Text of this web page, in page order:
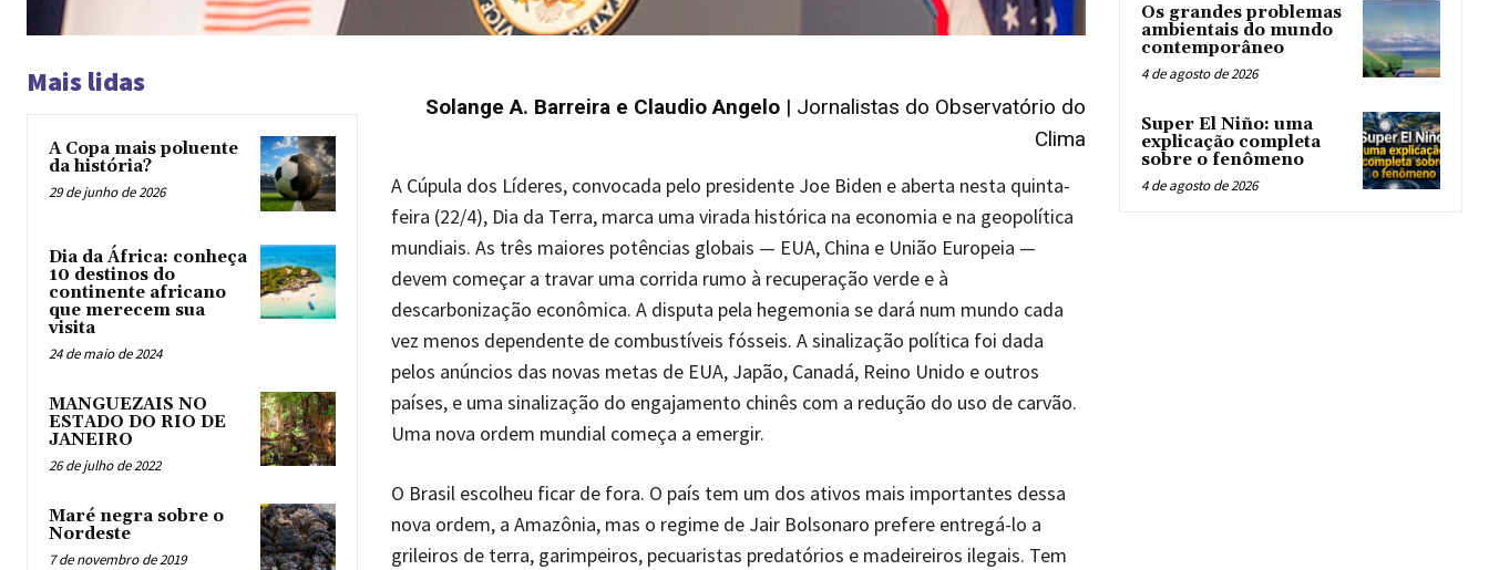
Mais lidas
A Copa mais poluente
da história?
29 de junho de 2026
Dia da África: conheça
10 destinos do
continente africano
que merecem sua
visita
24 de maio de 2024
MANGUEZAIS NO
ESTADO DO RIO DE
JANEIRO
26 de julho de 2022
Maré negra sobre o
Nordeste
7 de novembro de 2019
Solange A. Barreira e Claudio Angelo| Jornalistas do Observatório do
Clima
A Cúpula dos Líderes, convocada pelo presidente Joe Biden e aberta nesta quinta-
feira (22/4), Dia da Terra, marca uma virada histórica na economia e na geopolítica
mundiais. As três maiores potências globais — EUA, China e União Europeia —
devem começar a travar uma corrida rumo à recuperação verde e à
descarbonização econômica. A disputa pela hegemonia se dará num mundo cada
vez menos dependente de combustíveis fósseis. A sinalização política foi dada
pelos anúncios das novas metas de EUA, Japão, Canadá, Reino Unido e outros
países, e uma sinalização do engajamento chinês com a redução do uso de carvão.
Uma nova ordem mundial começa a emergir.
O Brasil escolheu ficar de fora. O país tem um dos ativos mais importantes dessa
nova ordem, a Amazônia, mas o regime de Jair Bolsonaro prefere entregá-lo a
grileiros de terra, garimpeiros, pecuaristas predatórios e madeireiros ilegais. Tem
Os grandes problemas
ambientais do mundo
contemporâneo
4 de agosto de 2026
Super El Niño: uma
explicação completa
sobre o fenômeno
4 de agosto de 2026